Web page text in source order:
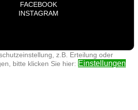
FACEBOOK
INSTAGRAM
z.B. Erteilung oder
bitte klicken Sie hier: Einstellungen